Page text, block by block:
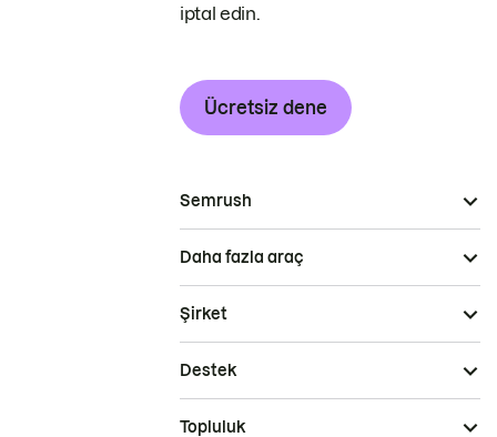
iptal edin.
Ücretsiz dene
Semrush
Daha fazla araç
Şirket
Destek
Topluluk